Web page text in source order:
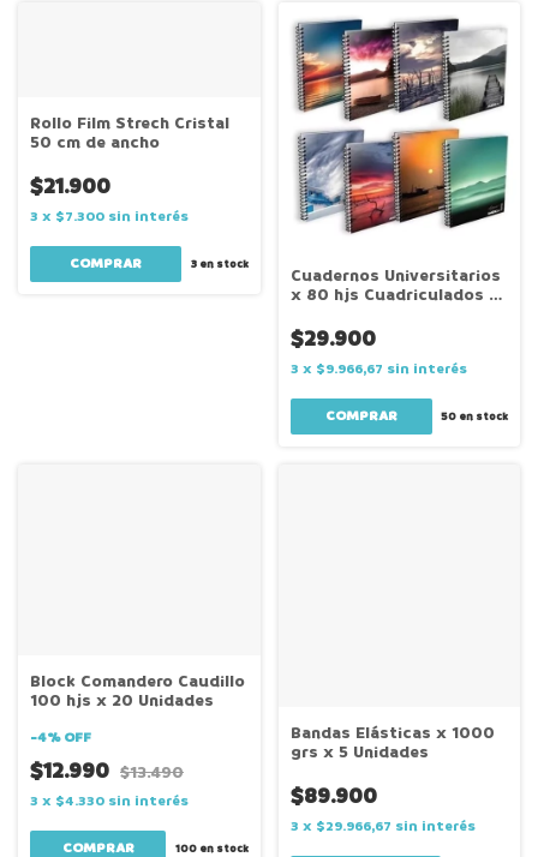
Rollo Film Strech Cristal
50 cm de ancho
$21.900
3 x $7.300 sin interés
3en stock
Cuadernos Universitarios
x 80 hjs Cuadriculados x
$29.900
3 x $9.966,67 sin interés
50 en stock
Block Comandero Caudillo
100 hjs x 20 Unidades
-4%OFF
$12.990 $13.490
3 x $4.330 sin interés
100en stock
Bandas Elásticas x 1000
grs x 5 Unidades
$89.900
3 x $29.966,67 sin interés